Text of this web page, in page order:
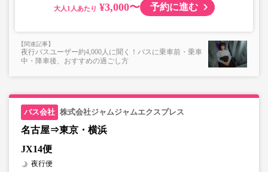
大人 ¥3,000〜 予約に進む
夜行バスユーザー約4,000人に聞く！バスに乗車前・乗車
中・降車後、おすすめの過ごし方
株式会社ジャムジャムエクスプレス
名古屋⇒東京・横浜
JX14便
夜行便